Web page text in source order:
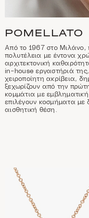
POMELLATO
Από το 1967 στο Μιλάνο,
πολυτέλεια με έντονα
αρχιτεκτονική
in-house εργαστήριά
χειροποίητη ακρίβεια,
ξεχωρίζουν από την
κομμάτια με
επιλέγουν κοσμήματα
αισθητική θέση.